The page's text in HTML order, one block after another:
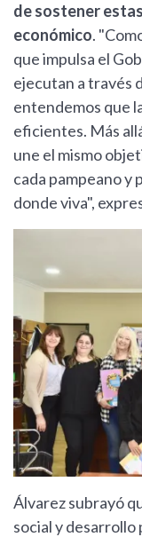
de sostener
económico.
que impulsa el
ejecutan a través
entendemos que
eficientes. Más
une el mismo
cada pampeano y
donde viva",
Álvarez subrayó
social y